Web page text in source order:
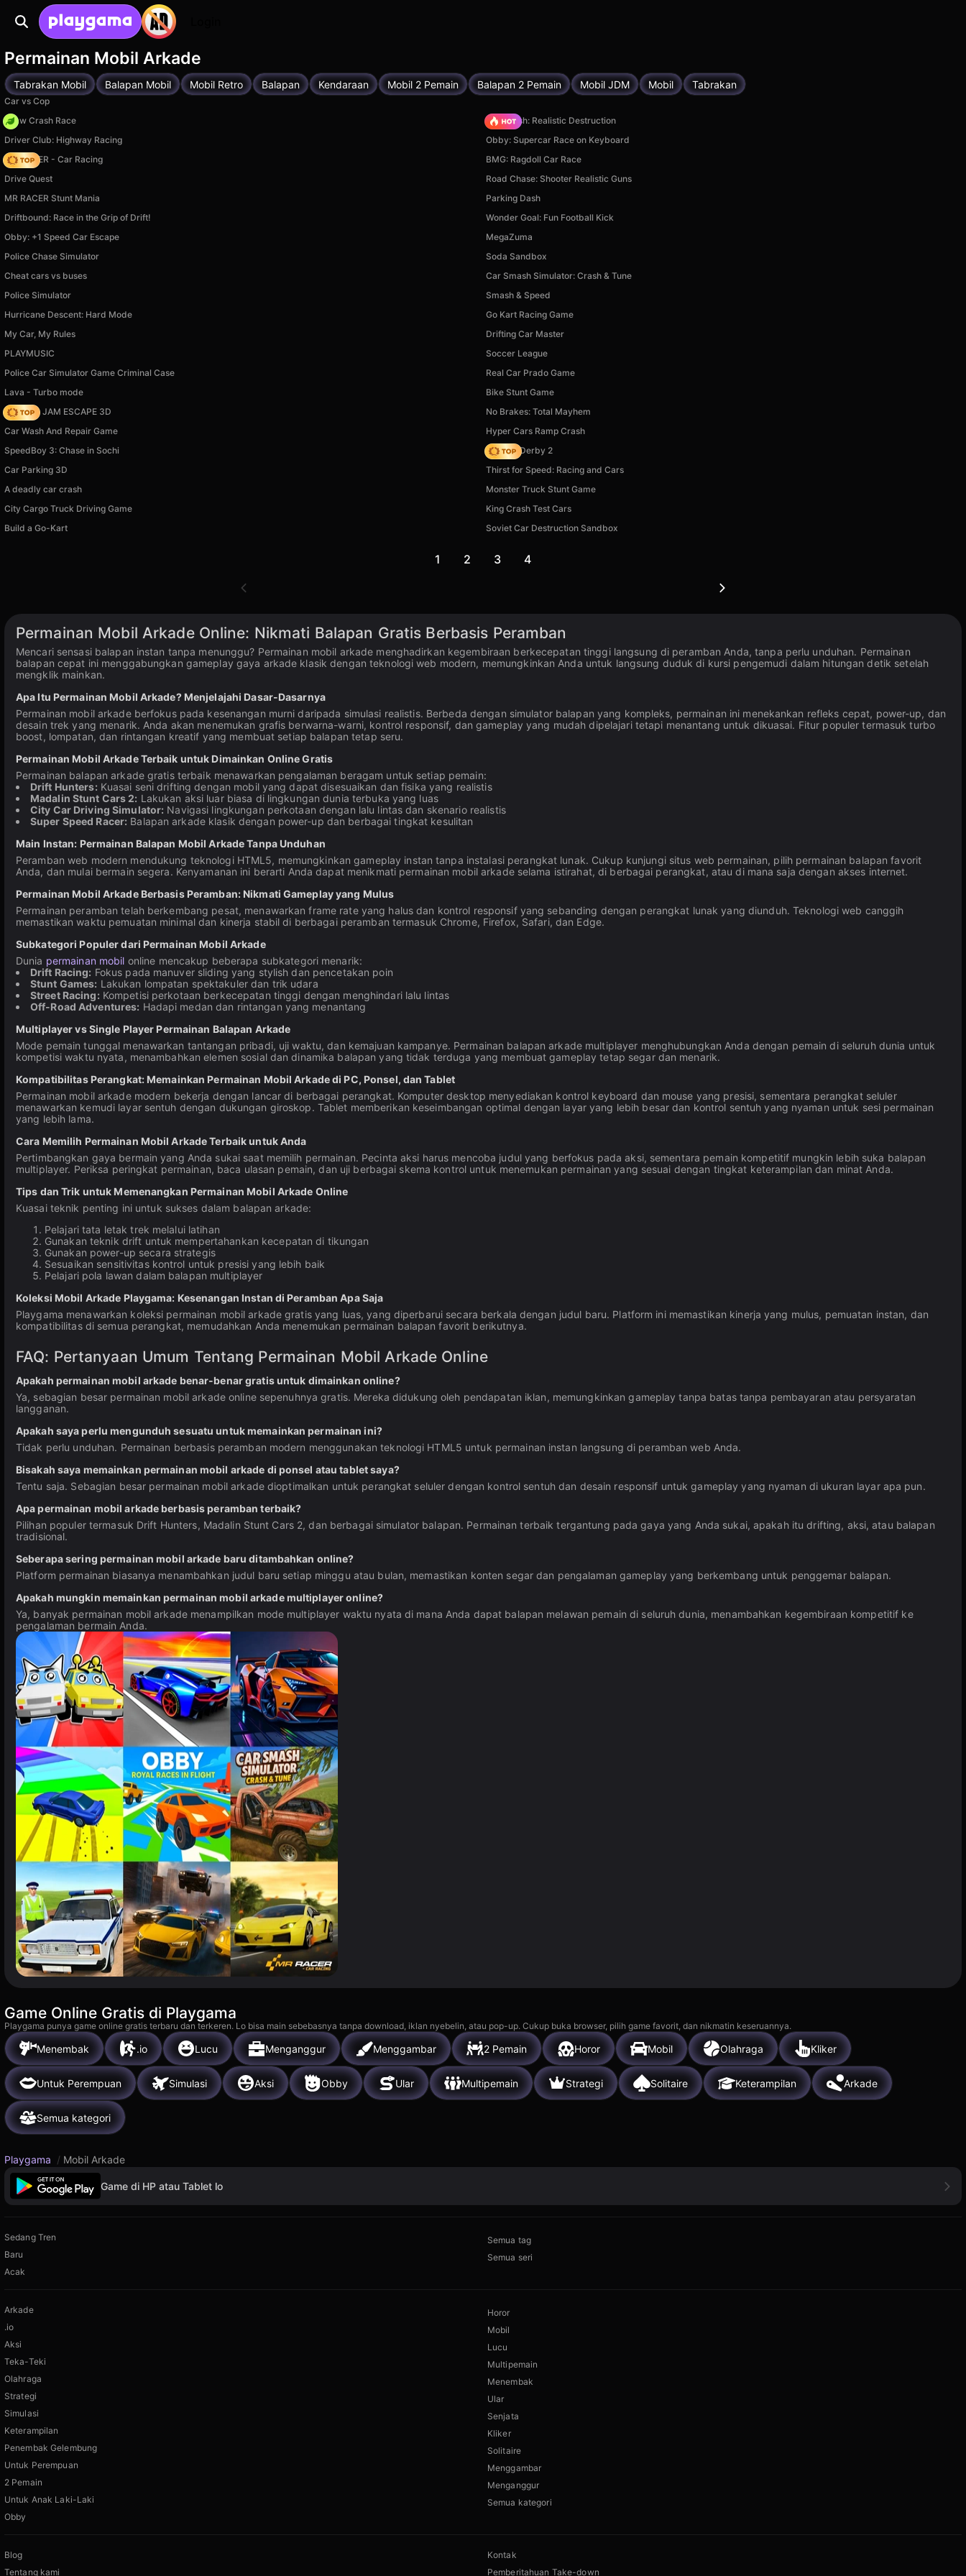
Permainan Mobil Arkade
Tabrakan Mobil Balapan Mobil Mobil Retro Balapan Kendaraan Mobil 2 Pemain Balapan 2 Pemain Mobil JDM Mobil Tabrakan
Car vs Cop
Draw Crash Race
Car Crush: Realistic Destruction
Driver Club: Highway Racing
Obby: Supercar Race on Keyboard
MR RACER - Car Racing
BMG: Ragdoll Car Race
Drive Quest
Road Chase: Shooter Realistic Guns
MR RACER Stunt Mania
Parking Dash
Driftbound: Race in the Grip of Drift!
Wonder Goal: Fun Football Kick
Obby: +1 Speed Car Escape
MegaZuma
Police Chase Simulator
Soda Sandbox
Cheat cars vs buses
Car Smash Simulator: Crash & Tune
Police Simulator
Smash & Speed
Hurricane Descent: Hard Mode
Go Kart Racing Game
My Car, My Rules
Drifting Car Master
PLAYMUSIC
Soccer League
Police Car Simulator Game Criminal Case
Real Car Prado Game
Lava - Turbo mode
Bike Stunt Game
TRAFFIC JAM ESCAPE 3D
No Brakes: Total Mayhem
Car Wash And Repair Game
Hyper Cars Ramp Crash
SpeedBoy 3: Chase in Sochi
Zombie Derby 2
Car Parking 3D
Thirst for Speed: Racing and Cars
A deadly car crash
Monster Truck Stunt Game
City Cargo Truck Driving Game
King Crash Test Cars
Build a Go-Kart
Soviet Car Destruction Sandbox
1 2 3 4
Permainan Mobil Arkade Online: Nikmati Balapan Gratis Berbasis Peramban
Mencari sensasi balapan instan tanpa menunggu? Permainan mobil arkade menghadirkan kegembiraan berkecepatan tinggi langsung di peramban Anda, tanpa perlu unduhan. Permainan
balapan cepat ini menggabungkan gameplay gaya arkade klasik dengan teknologi web modern, memungkinkan Anda untuk langsung duduk di kursi pengemudi dalam hitungan detik setelah
mengklik mainkan.
Apa Itu Permainan Mobil Arkade? Menjelajahi Dasar-Dasarnya
Permainan mobil arkade berfokus pada kesenangan murni daripada simulasi realistis. Berbeda dengan simulator balapan yang kompleks, permainan ini menekankan refleks cepat, power-up, dan
desain trek yang menarik. Anda akan menemukan grafis berwarna-warni, kontrol responsif, dan gameplay yang mudah dipelajari tetapi menantang untuk dikuasai. Fitur populer termasuk turbo
boost, lompatan, dan rintangan kreatif yang membuat setiap balapan tetap seru.
Permainan Mobil Arkade Terbaik untuk Dimainkan Online Gratis
Permainan balapan arkade gratis terbaik menawarkan pengalaman beragam untuk setiap pemain:
Drift Hunters: Kuasai seni drifting dengan mobil yang dapat disesuaikan dan fisika yang realistis
Madalin Stunt Cars 2: Lakukan aksi luar biasa di lingkungan dunia terbuka yang luas
City Car Driving Simulator: Navigasi lingkungan perkotaan dengan lalu lintas dan skenario realistis
Super Speed Racer: Balapan arkade klasik dengan power-up dan berbagai tingkat kesulitan
Main Instan: Permainan Balapan Mobil Arkade Tanpa Unduhan
Peramban web modern mendukung teknologi HTML5, memungkinkan gameplay instan tanpa instalasi perangkat lunak. Cukup kunjungi situs web permainan, pilih permainan balapan favorit
Anda, dan mulai bermain segera. Kenyamanan ini berarti Anda dapat menikmati permainan mobil arkade selama istirahat, di berbagai perangkat, atau di mana saja dengan akses internet.
Permainan Mobil Arkade Berbasis Peramban: Nikmati Gameplay yang Mulus
Permainan peramban telah berkembang pesat, menawarkan frame rate yang halus dan kontrol responsif yang sebanding dengan perangkat lunak yang diunduh. Teknologi web canggih
memastikan waktu pemuatan minimal dan kinerja stabil di berbagai peramban termasuk Chrome, Firefox, Safari, dan Edge.
Subkategori Populer dari Permainan Mobil Arkade
Dunia permainan mobil online mencakup beberapa subkategori menarik:
Drift Racing: Fokus pada manuver sliding yang stylish dan pencetakan poin
Stunt Games: Lakukan lompatan spektakuler dan trik udara
Street Racing: Kompetisi perkotaan berkecepatan tinggi dengan menghindari lalu lintas
Off-Road Adventures: Hadapi medan dan rintangan yang menantang
Multiplayer vs Single Player Permainan Balapan Arkade
Mode pemain tunggal menawarkan tantangan pribadi, uji waktu, dan kemajuan kampanye. Permainan balapan arkade multiplayer menghubungkan Anda dengan pemain di seluruh dunia untuk
kompetisi waktu nyata, menambahkan elemen sosial dan dinamika balapan yang tidak terduga yang membuat gameplay tetap segar dan menarik.
Kompatibilitas Perangkat: Memainkan Permainan Mobil Arkade di PC, Ponsel, dan Tablet
Permainan mobil arkade modern bekerja dengan lancar di berbagai perangkat. Komputer desktop menyediakan kontrol keyboard dan mouse yang presisi, sementara perangkat seluler
menawarkan kemudi layar sentuh dengan dukungan giroskop. Tablet memberikan keseimbangan optimal dengan layar yang lebih besar dan kontrol sentuh yang nyaman untuk sesi permainan
yang lebih lama.
Cara Memilih Permainan Mobil Arkade Terbaik untuk Anda
Pertimbangkan gaya bermain yang Anda sukai saat memilih permainan. Pecinta aksi harus mencoba judul yang berfokus pada aksi, sementara pemain kompetitif mungkin lebih suka balapan
multiplayer. Periksa peringkat permainan, baca ulasan pemain, dan uji berbagai skema kontrol untuk menemukan permainan yang sesuai dengan tingkat keterampilan dan minat Anda.
Tips dan Trik untuk Memenangkan Permainan Mobil Arkade Online
Kuasai teknik penting ini untuk sukses dalam balapan arkade:
Pelajari tata letak trek melalui latihan
Gunakan teknik drift untuk mempertahankan kecepatan di tikungan
Gunakan power-up secara strategis
Sesuaikan sensitivitas kontrol untuk presisi yang lebih baik
Pelajari pola lawan dalam balapan multiplayer
Koleksi Mobil Arkade Playgama: Kesenangan Instan di Peramban Apa Saja
Playgama menawarkan koleksi permainan mobil arkade gratis yang luas, yang diperbarui secara berkala dengan judul baru. Platform ini memastikan kinerja yang mulus, pemuatan instan, dan
kompatibilitas di semua perangkat, memudahkan Anda menemukan permainan balapan favorit berikutnya.
FAQ: Pertanyaan Umum Tentang Permainan Mobil Arkade Online
Apakah permainan mobil arkade benar-benar gratis untuk dimainkan online?
Ya, sebagian besar permainan mobil arkade online sepenuhnya gratis. Mereka didukung oleh pendapatan iklan, memungkinkan gameplay tanpa batas tanpa pembayaran atau persyaratan
langganan.
Apakah saya perlu mengunduh sesuatu untuk memainkan permainan ini?
Tidak perlu unduhan. Permainan berbasis peramban modern menggunakan teknologi HTML5 untuk permainan instan langsung di peramban web Anda.
Bisakah saya memainkan permainan mobil arkade di ponsel atau tablet saya?
Tentu saja. Sebagian besar permainan mobil arkade dioptimalkan untuk perangkat seluler dengan kontrol sentuh dan desain responsif untuk gameplay yang nyaman di ukuran layar apa pun.
Apa permainan mobil arkade berbasis peramban terbaik?
Pilihan populer termasuk Drift Hunters, Madalin Stunt Cars 2, dan berbagai simulator balapan. Permainan terbaik tergantung pada gaya yang Anda sukai, apakah itu drifting, aksi, atau balapan
tradisional.
Seberapa sering permainan mobil arkade baru ditambahkan online?
Platform permainan biasanya menambahkan judul baru setiap minggu atau bulan, memastikan konten segar dan pengalaman gameplay yang berkembang untuk penggemar balapan.
Apakah mungkin memainkan permainan mobil arkade multiplayer online?
Ya, banyak permainan mobil arkade menampilkan mode multiplayer waktu nyata di mana Anda dapat balapan melawan pemain di seluruh dunia, menambahkan kegembiraan kompetitif ke
pengalaman bermain Anda.
Game Online Gratis di Playgama
Playgama punya game online gratis terbaru dan terkeren. Lo bisa main sebebasnya tanpa download, iklan nyebelin, atau pop-up. Cukup buka browser, pilih game favorit, dan nikmatin keseruannya.
Menembak .io Lucu Menganggur Menggambar 2 Pemain Horor Mobil Olahraga Kliker
Untuk Perempuan Simulasi Aksi Obby Ular Multipemain Strategi Solitaire Keterampilan Arkade
Semua kategori
Playgama / Mobil Arkade
Game di HP atau Tablet lo
Sedang Tren
Baru
Acak
Semua tag
Semua seri
Arkade
.io
Aksi
Teka-Teki
Olahraga
Strategi
Simulasi
Keterampilan
Penembak Gelembung
Untuk Perempuan
2 Pemain
Untuk Anak Laki-Laki
Obby
Horor
Mobil
Lucu
Multipemain
Menembak
Ular
Senjata
Kliker
Solitaire
Menggambar
Menganggur
Semua kategori
Blog
Tentang kami
Kontak
Pemberitahuan Take-down